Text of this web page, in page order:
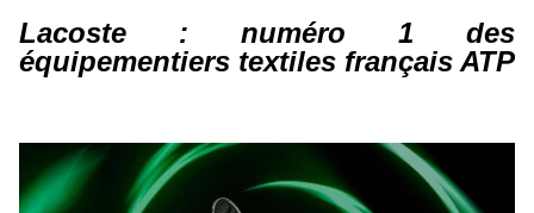
Lacoste : numéro 1 des
équipementiers textiles français ATP